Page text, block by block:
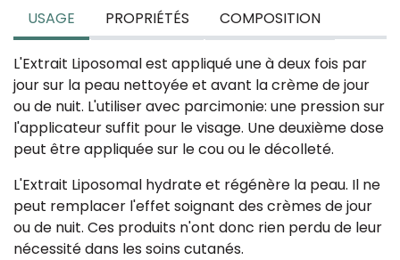
USAGE PROPRIÉTÉS COMPOSITION
L'Extrait Liposomal est appliqué une à deux fois par
jour sur la peau nettoyée et avant la crème de jour
ou de nuit. L'utiliser avec parcimonie: une pression sur
l'applicateur suffit pour le visage. Une deuxième dose
peut être appliquée sur le cou ou le décolleté.
L'Extrait Liposomal hydrate et régénère la peau. Il ne
peut remplacer l'effet soignant des crèmes de jour
ou de nuit. Ces produits n'ont donc rien perdu de leur
nécessité dans les soins cutanés.